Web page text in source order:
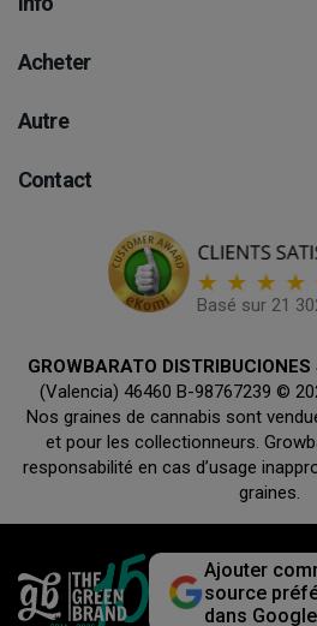
Acheter
Autre
Contact
Basé sur 21
GROWBARATO DISTRIBUCIONES
(Valencia) 46460 B-98767239 ©
Nos graines de cannabis sont
et pour les collectionneurs.
responsabilité en cas d’usage
graines.
Ajouter
source
dans Google